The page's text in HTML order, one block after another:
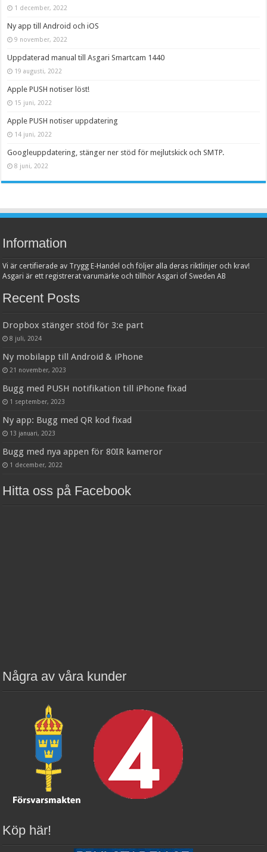
1 december, 2022
Ny app till Android och iOS
9 november, 2022
Uppdaterad manual till Asgari Smartcam 1440
19 augusti, 2022
Apple PUSH notiser löst!
15 juni, 2022
Apple PUSH notiser uppdatering
14 juni, 2022
Googleuppdatering, stänger ner stöd för mejlutskick och SMTP.
8 juni, 2022
Information
Vi är certifierade av Trygg E-Handel och följer alla deras riktlinjer och krav!
Asgari är ett registrerat varumärke och tillhör Asgari of Sweden AB
Recent Posts
Dropbox stänger stöd för 3:e part
8 juli, 2024
Ny mobilapp till Android & iPhone
21 november, 2023
Bugg med PUSH notifikation till iPhone fixad
1 september, 2023
Ny app: Bugg med QR kod fixad
13 januari, 2023
Bugg med nya appen för 80IR kameror
1 december, 2022
Hitta oss på Facebook
Några av våra kunder
Köp här!